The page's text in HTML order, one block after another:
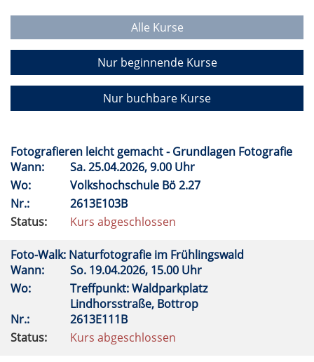
Alle Kurse
Nur beginnende Kurse
Nur buchbare Kurse
Fotografieren leicht gemacht - Grundlagen Fotografie
Wann:
Sa.25.04.2026, 9.00 Uhr
Wo:
Volkshochschule Bö 2.27
Nr.:
2613E103B
Status:
Kurs abgeschlossen
Foto-Walk: Naturfotografie im Frühlingswald
Wann:
So. 19.04.2026, 15.00 Uhr
Wo:
Treffpunkt: Waldparkplatz
Lindhorsstraße, Bottrop
Nr.:
2613E111B
Status:
Kurs abgeschlossen